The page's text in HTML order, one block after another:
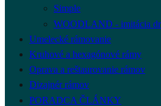
Simple
WOODLAND - imitácia
Umelecké rámovanie
Kruhové a hexagónové rámy
Oprava a reštaurovanie rámov
Dizajnér rámov
PORADCA ČLÁNKY